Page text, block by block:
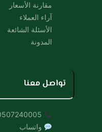
مقارنة الأسعار
آراء العملاء
الأسئلة الشائعة
المدونة
تواصل معنا
واتساب